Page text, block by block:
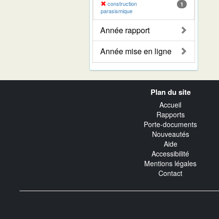
construction
parasismique
1
Année rapport
Année mise en ligne
Plan du site
Accueil
Rapports
Porte-documents
Nouveautés
Aide
Accessibilité
Mentions légales
Contact